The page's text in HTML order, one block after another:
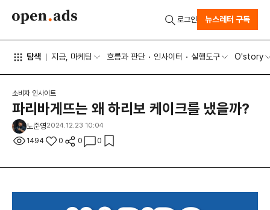
탐색 지금, 마케팅 흐름과 판단 인사이터 실행도구 O'story
로그인 뉴스레터 구독
소비자 인사이트
파리바게뜨는 왜 하리보 케이크를 냈을까?
노준영2024.12.23 10:04
1494 0 0 0